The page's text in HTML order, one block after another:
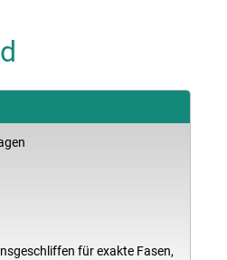
für exakte Fasen,